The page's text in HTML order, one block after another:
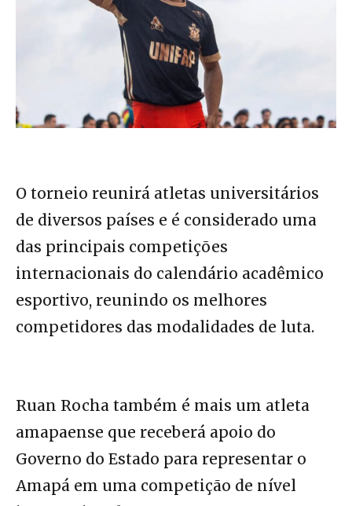
O torneio reunirá atletas universitários
de diversos países e é considerado uma
das principais competições
internacionais do calendário acadêmico
esportivo, reunindo os melhores
competidores das modalidades de luta.
Ruan Rocha também é mais um atleta
amapaense que receberá apoio do
Governo do Estado para representar o
Amapá em uma competição de nível